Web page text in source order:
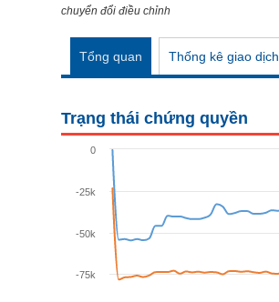
chuyển đổi điều chỉnh
Tổng quan Thống kê giao dịch
Trạng thái chứng quyền
-75k
-50k
-25k
0
VS-SECTOR
NGUYÊN VẬT LIỆU
CÔNG NGHIỆP
TIÊU DÙNG KHÔNG THIẾT YẾU
TIÊU DÙNG THIẾT YẾU
CHĂM SÓC SỨC KHỎE